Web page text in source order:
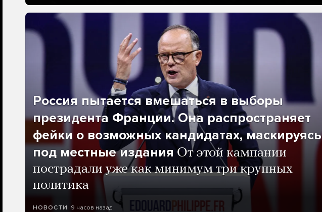
Россия пытается вмешаться в выборы
президента Франции. Она распространяет
фейки о возможных кандидатах, маскируясь
под местные издания От этой кампании
пострадали уже как минимум три крупных
политика
НОВОСТИ 9 часов назад